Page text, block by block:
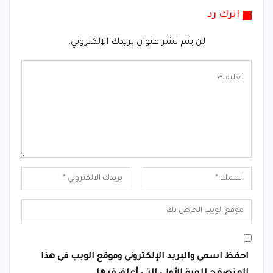
اترك رد
لن يتم نشر عنوان بريدك الإلكتروني.
احفظ اسمي والبريد الإلكتروني وموقع الويب في هذا